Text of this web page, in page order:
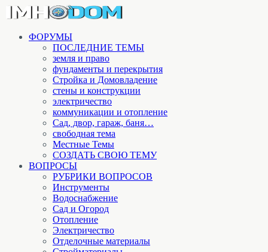
ФОРУМЫ
ПОСЛЕДНИЕ ТЕМЫ
земля и право
фундаменты и перекрытия
Стройка и Домовладение
стены и конструкции
электричество
коммуникации и отопление
Cад, двор, гараж, баня…
свободная тема
Местные Темы
СОЗДАТЬ СВОЮ ТЕМУ
ВОПРОСЫ
РУБРИКИ ВОПРОСОВ
Инструменты
Водоснабжение
Сад и Огород
Отопление
Электричество
Отделочные материалы